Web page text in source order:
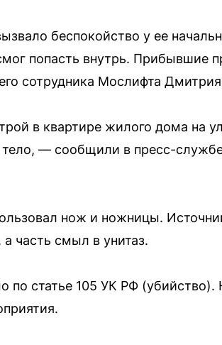
беспокойство у ее
попасть внутрь. Прибывшие
сотрудника Мослифта
в квартире жилого дома на
тело, — сообщили в пресс-
нож и ножницы.
часть смыл в унитаз.
по статье 105 УК РФ (убийство).